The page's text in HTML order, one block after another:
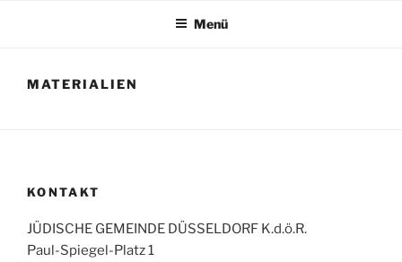
Menü
MATERIALIEN
KONTAKT
JÜDISCHE GEMEINDE DÜSSELDORF K.d.ö.R.
Paul-Spiegel-Platz 1